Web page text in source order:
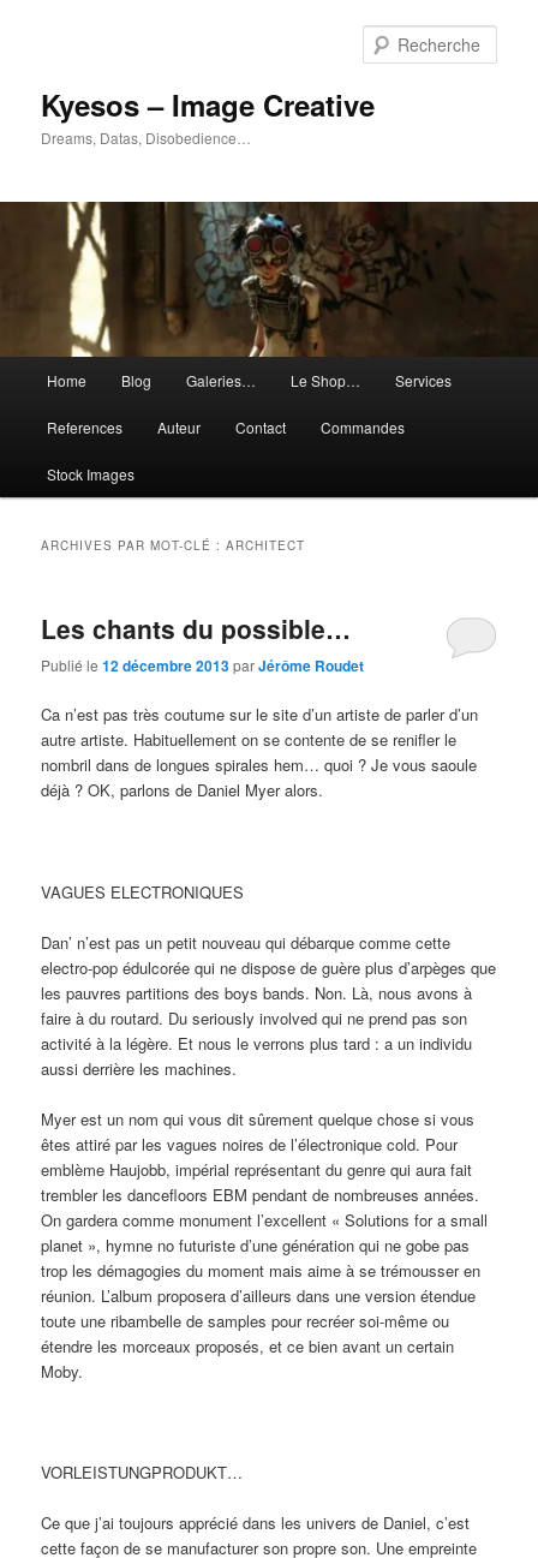
Kyesos – Image Creative
Dreams, Datas, Disobedience…
principal
Home Blog Galeries… Le Shop… Services
References Auteur Contact Commandes
Stock Images
ARCHIVES PAR MOT-CLÉ :ARCHITECT
Les chants du possible…
Publié le12 décembre 2013parJérôme Roudet
Ca n’est pas très coutume sur le site d’un artiste de parler d’un
autre artiste. Habituellement on se contente de se renifler le
nombril dans de longues spirales hem… quoi ? Je vous saoule
déjà ? OK, parlons de Daniel Myer alors.
VAGUES ELECTRONIQUES
Dan’ n’est pas un petit nouveau qui débarque comme cette
electro-pop édulcorée qui ne dispose de guère plus d’arpèges que
les pauvres partitions des boys bands. Non. Là, nous avons à
faire à du routard. Du seriously involved qui ne prend pas son
activité à la légère. Et nous le verrons plus tard : a un individu
aussi derrière les machines.
Myer est un nom qui vous dit sûrement quelque chose si vous
êtes attiré par les vagues noires de l’électronique cold. Pour
emblème Haujobb, impérial représentant du genre qui aura fait
trembler les dancefloors EBM pendant de nombreuses années.
On gardera comme monument l’excellent « Solutions for a small
planet », hymne no futuriste d’une génération qui ne gobe pas
trop les démagogies du moment mais aime à se trémousser en
réunion. L’album proposera d’ailleurs dans une version étendue
toute une ribambelle de samples pour recréer soi-même ou
étendre les morceaux proposés, et ce bien avant un certain
Moby.
VORLEISTUNGPRODUKT…
Ce que j’ai toujours apprécié dans les univers de Daniel, c’est
cette façon de se manufacturer son propre son. Une empreinte